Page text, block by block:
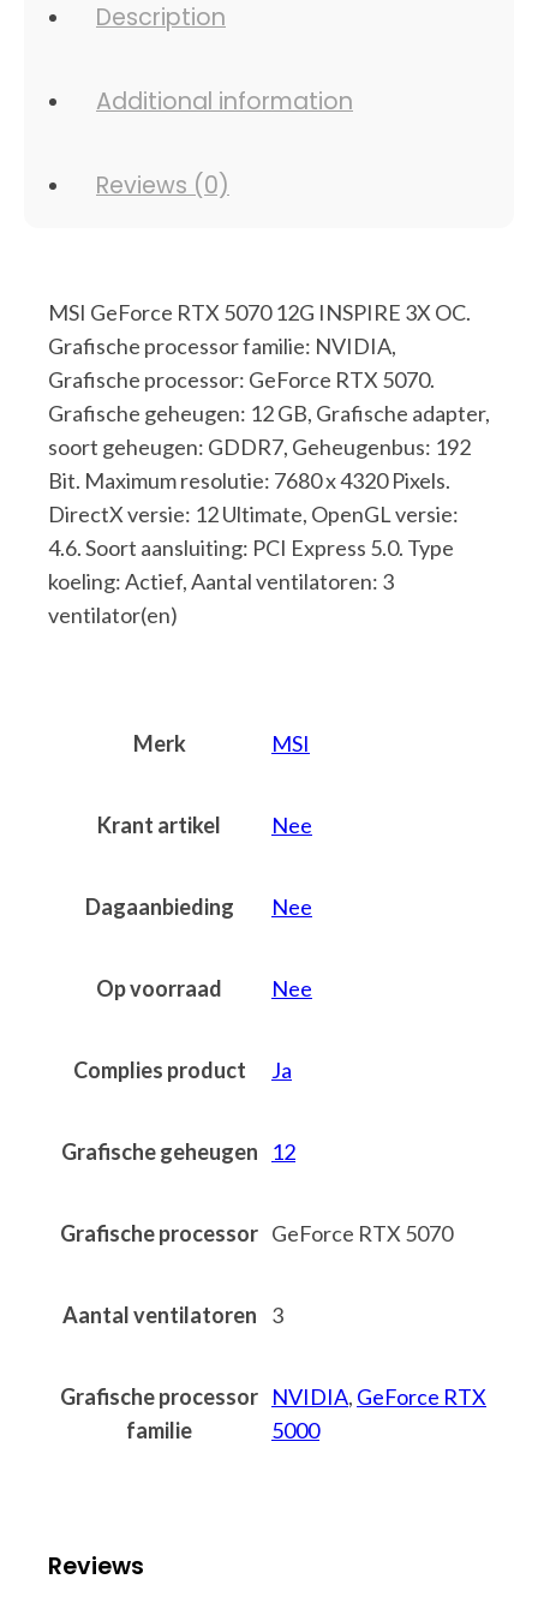
Description
Additional information
Reviews (0)
MSI GeForce RTX 5070 12G INSPIRE 3X OC.
Grafische processor familie: NVIDIA,
Grafische processor: GeForce RTX 5070.
Grafische geheugen: 12 GB, Grafische adapter,
soort geheugen: GDDR7, Geheugenbus: 192
Bit. Maximum resolutie: 7680 x 4320 Pixels.
DirectX versie: 12 Ultimate, OpenGL versie:
4.6. Soort aansluiting: PCI Express 5.0. Type
koeling: Actief, Aantal ventilatoren: 3
ventilator(en)
Merk MSI
Krant artikel Nee
Dagaanbieding Nee
Op voorraad Nee
Complies product Ja
Grafische geheugen 12
Grafische processor GeForce RTX 5070
Aantal ventilatoren 3
Grafische processor
familie
NVIDIA, GeForce RTX
5000
Reviews